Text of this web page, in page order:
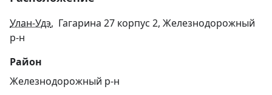
Улан-Удэ, Гагарина 27 корпус 2, Железнодорожный
р-н
Район
Железнодорожный р-н